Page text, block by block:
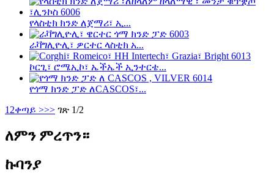
የላስቲክ ክንድ ለጀማሪ፣ ኢ...
ራቫግሊዮሊ፣ ዎርተር ላስቲክ አ...
ኮርጊ፣ ሮሜኢኮ፣ ኤችኤች ኢንተርቴ...
የጎማ ክንድ ፓድ ለCASCOS፣...
1 2ቀጣይ >>> ገጽ 1/2
ለምን ምረጥን።
ኩባንያ